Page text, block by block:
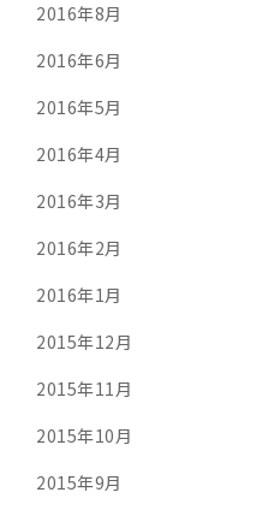
2016年8月
2016年6月
2016年5月
2016年4月
2016年3月
2016年2月
2016年1月
2015年12月
2015年11月
2015年10月
2015年9月